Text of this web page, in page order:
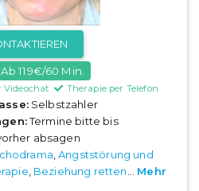
Ab 119€/60 Min.
Videochat Therapie per Telefon
Selbstzahler
Termine bitte bis
absagen
,Angststörung und
Beziehung retten Mehr